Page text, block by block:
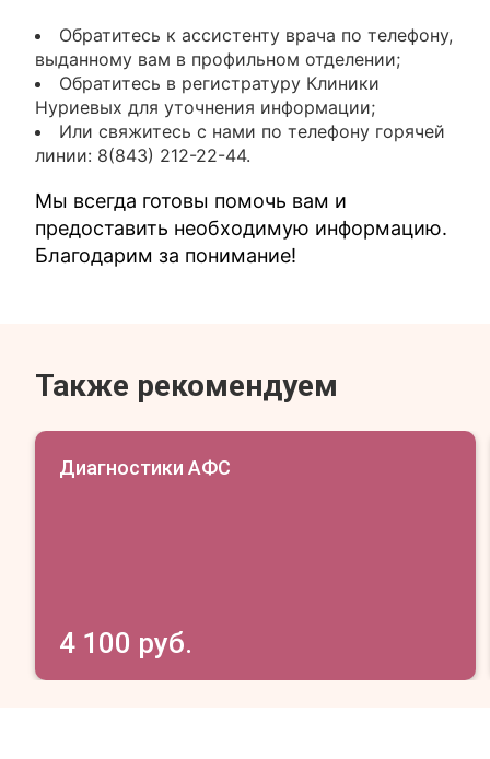
Обратитесь к ассистенту врача по телефону,
выданному вам в профильном отделении;
Обратитесь в регистратуру Клиники
Нуриевых для уточнения информации;
Или свяжитесь с нами по телефону горячей
линии: 8(843) 212-22-44.
Мы всегда готовы помочь вам и
предоставить необходимую информацию.
Благодарим за понимание!
Также рекомендуем
Диагностики АФС
4 100 руб.